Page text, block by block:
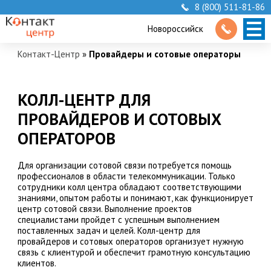
8 (800) 511-81-86
Новороссийск
Контакт-Центр » Провайдеры и сотовые операторы
КОЛЛ-ЦЕНТР ДЛЯ
ПРОВАЙДЕРОВ И СОТОВЫХ
ОПЕРАТОРОВ
Для организации сотовой связи потребуется помощь
профессионалов в области телекоммуникации. Только
сотрудники колл центра обладают соответствующими
знаниями, опытом работы и понимают, как функционирует
центр сотовой связи. Выполнение проектов
специалистами пройдет с успешным выполнением
поставленных задач и целей. Колл-центр для
провайдеров и сотовых операторов организует нужную
связь с клиентурой и обеспечит грамотную консультацию
клиентов.